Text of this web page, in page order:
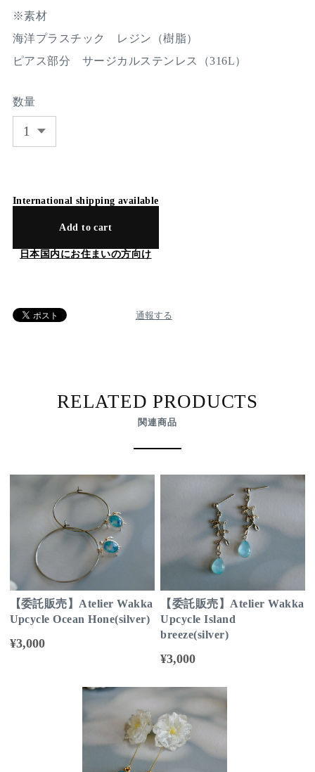
※素材
海洋プラスチック レジン（樹脂）
ピアス部分 サージカルステンレス（316L）
数量
International shipping available
Add to cart
日本国内にお住まいの方向け
通報する
RELATED PRODUCTS
関連商品
【委託販売】Atelier Wakka
Upcycle Ocean Hone(silver)
¥3,000
【委託販売】Atelier Wakka
Upcycle Island
breeze(silver)
¥3,000